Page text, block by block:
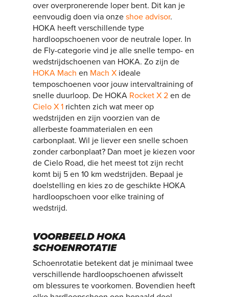
over overpronerende loper bent. Dit kan je
eenvoudig doen via onzeshoe advisor.
HOKA heeft verschillende type
hardloopschoenen voor de neutrale loper. In
de Fly-categorie vind je alle snelle tempo- en
wedstrijdschoenen van HOKA. Zo zijn de
HOKA Mach en Mach X ideale
temposchoenen voor jouw intervaltraining of
snelle duurloop. De HOKA Rocket X 2 en de
Cielo X 1 richten zich wat meer op
wedstrijden en zijn voorzien van de
allerbeste foammaterialen en een
carbonplaat. Wil je liever een snelle schoen
zonder carbonplaat? Dan moet je kiezen voor
de Cielo Road, die het meest tot zijn recht
komt bij 5 en 10 km wedstrijden. Bepaal je
doelstelling en kies zo de geschikte HOKA
hardloopschoen voor elke training of
wedstrijd.
VOORBEELD HOKA
SCHOENROTATIE
Schoenrotatie betekent dat je minimaal twee
verschillende hardloopschoenen afwisselt
om blessures te voorkomen. Bovendien heeft